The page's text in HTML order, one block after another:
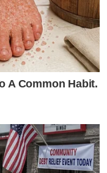
A Common Habit.